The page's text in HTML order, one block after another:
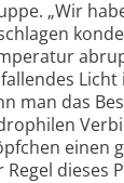
„Wir
man das
einen
Regel dieses